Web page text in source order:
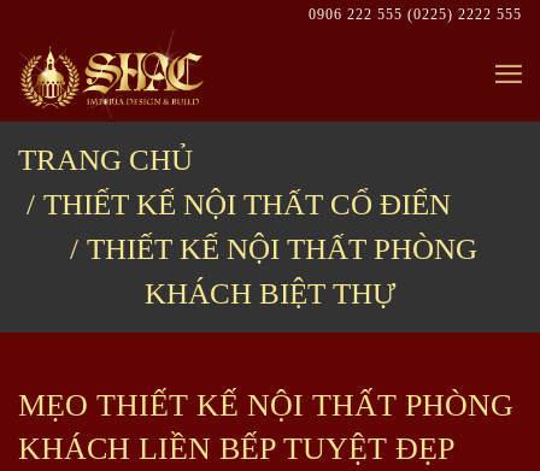
content
0906 222 555 (0225) 2222 555
TRANG CHỦ
THIẾT KẾ NỘI THẤT CỔ ĐIỂN
THIẾT KẾ NỘI THẤT PHÒNG
KHÁCH BIỆT THỰ
MẸO THIẾT KẾ NỘI THẤT PHÒNG
KHÁCH LIỀN BẾP TUYỆT ĐẸP